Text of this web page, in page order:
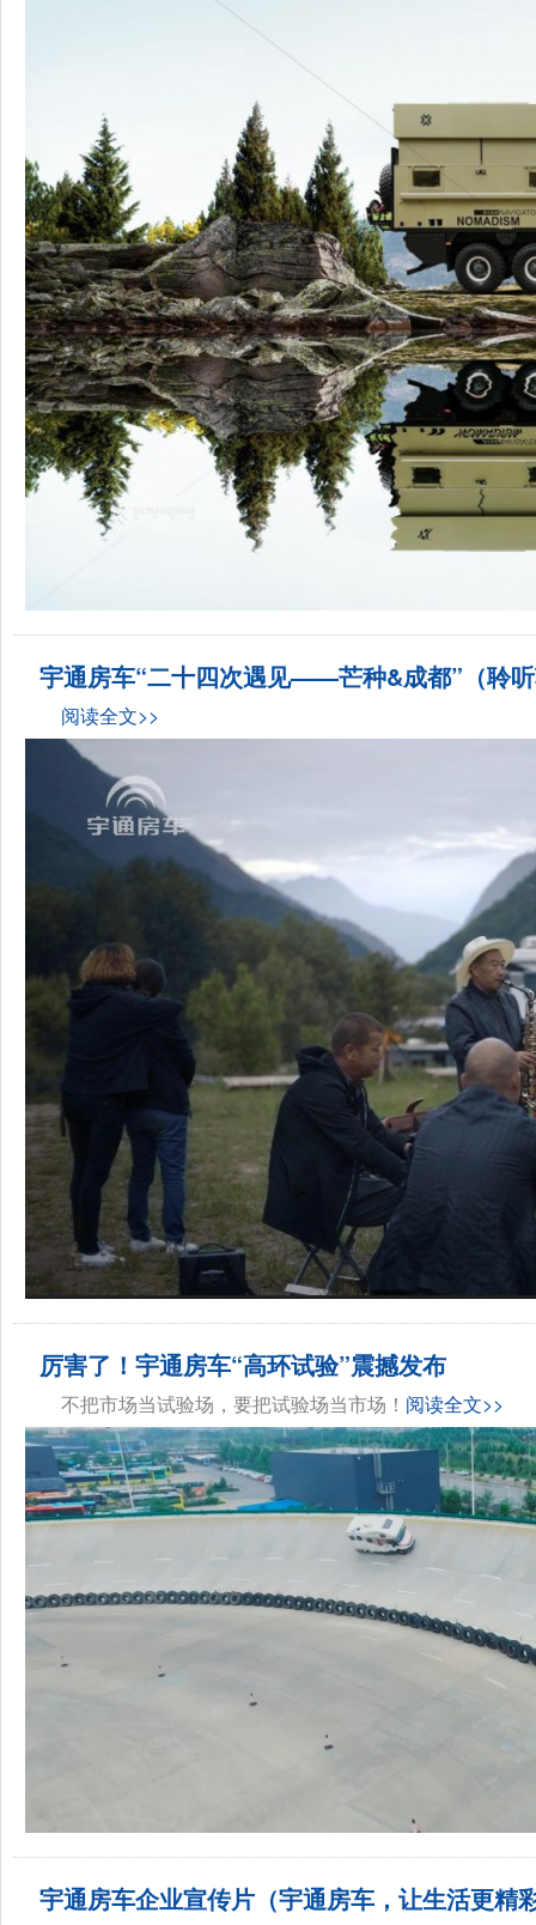
宇通房车“二十四次遇见——芒种&成都”（聆
阅读全文>>
厉害了！宇通房车“高环试验”震撼发布
不把市场当试验场，要把试验场当市场！ 阅读全文>>
宇通房车企业宣传片（宇通房车，让生活更精